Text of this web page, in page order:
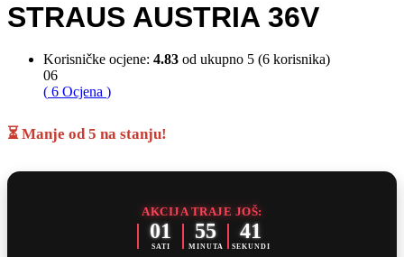
STRAUS AUSTRIA 36V
Korisničke ocjene: 4.83 od ukupno 5 (6 korisnika)
06
( 6 Ocjena )
⏳ Manje od 5 na stanju!
AKCIJA TRAJE JOŠ:
01
SATI
55
MINUTA
41
SEKUNDI